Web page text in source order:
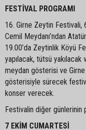
FESTİVAL PROGRAMI
16. Girne Zeytin Festivali,
Cemil Meydanı’ndan
19.00’da Zeytinlik Köyü
yapılacak, tütsü
meydan gösterisi ve
gösterisiyle sürecek
konser verecek.
Festivalin diğer günlerinin
7 EKİM CUMARTESİ